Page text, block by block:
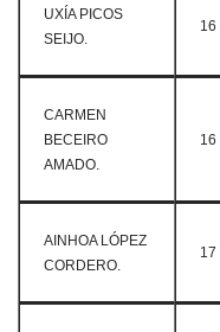
UXÍA PICOS
SEIJO.
16
CARMEN
BECEIRO
AMADO.
16
AINHOA LÓPEZ
CORDERO.
17